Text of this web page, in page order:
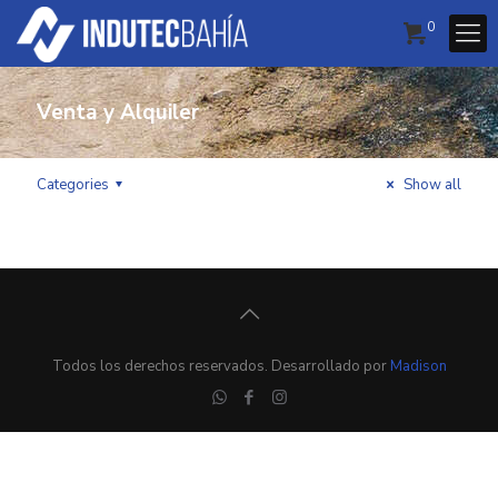
0
Venta y Alquiler
Categories Show all
Todos los derechos reservados. Desarrollado por Madison